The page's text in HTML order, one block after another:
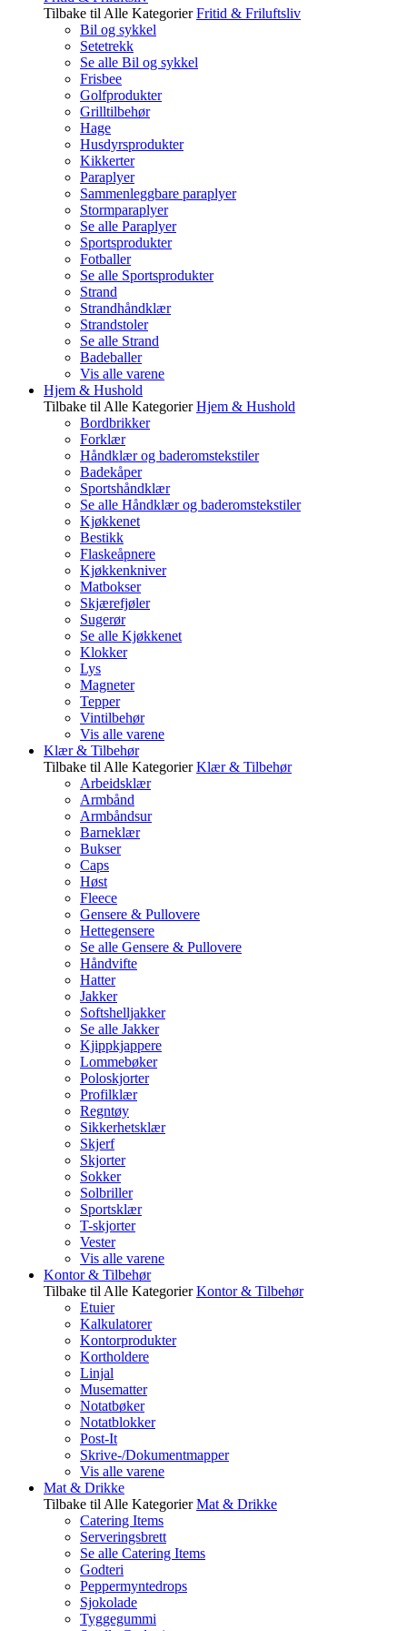
Tilbake til Alle Kategorier Fritid & Friluftsliv
Bil og sykkel
Setetrekk
Se alle Bil og sykkel
Frisbee
Golfprodukter
Grilltilbehør
Hage
Husdyrsprodukter
Kikkerter
Paraplyer
Sammenleggbare paraplyer
Stormparaplyer
Se alle Paraplyer
Sportsprodukter
Fotballer
Se alle Sportsprodukter
Strand
Strandhåndklær
Strandstoler
Se alle Strand
Badeballer
Vis alle varene
Hjem & Hushold
Tilbake til Alle Kategorier Hjem & Hushold
Bordbrikker
Forklær
Håndklær og baderomstekstiler
Badekåper
Sportshåndklær
Se alle Håndklær og baderomstekstiler
Kjøkkenet
Bestikk
Flaskeåpnere
Kjøkkenkniver
Matbokser
Skjærefjøler
Sugerør
Se alle Kjøkkenet
Klokker
Lys
Magneter
Tepper
Vintilbehør
Vis alle varene
Klær & Tilbehør
Tilbake til Alle Kategorier Klær & Tilbehør
Arbeidsklær
Armbånd
Armbåndsur
Barneklær
Bukser
Caps
Høst
Fleece
Gensere & Pullovere
Hettegensere
Se alle Gensere & Pullovere
Håndvifte
Hatter
Jakker
Softshelljakker
Se alle Jakker
Kjippkjappere
Lommebøker
Poloskjorter
Profilklær
Regntøy
Sikkerhetsklær
Skjerf
Skjorter
Sokker
Solbriller
Sportsklær
T-skjorter
Vester
Vis alle varene
Kontor & Tilbehør
Tilbake til Alle Kategorier Kontor & Tilbehør
Etuier
Kalkulatorer
Kontorprodukter
Kortholdere
Linjal
Musematter
Notatbøker
Notatblokker
Post-It
Skrive-/Dokumentmapper
Vis alle varene
Mat & Drikke
Tilbake til Alle Kategorier Mat & Drikke
Catering Items
Serveringsbrett
Se alle Catering Items
Godteri
Peppermyntedrops
Sjokolade
Tyggegummi